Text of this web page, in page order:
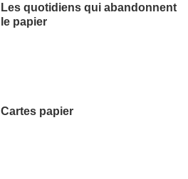
Les quotidiens qui abandonnent
le papier
Cartes papier